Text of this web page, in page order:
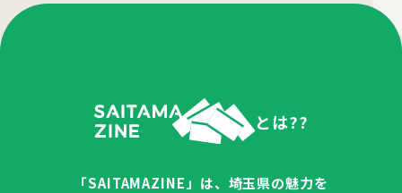
とは??
「SAITAMAZINE」は、埼玉県の魅力を